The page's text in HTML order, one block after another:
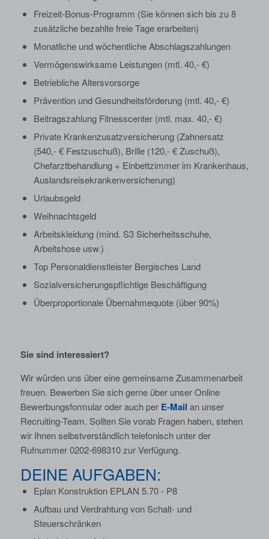
Freizeit-Bonus-Programm (Sie können sich bis zu 8
zusätzliche bezahlte freie Tage erarbeiten)
Monatliche und wöchentliche Abschlagszahlungen
Vermögenswirksame Leistungen (mtl. 40,- €)
Betriebliche Altersvorsorge
Prävention und Gesundheitsförderung (mtl. 40,- €)
Beitragszahlung Fitnesscenter (mtl. max. 40,- €)
Private Krankenzusatzversicherung (Zahnersatz
(540,- € Festzuschuß), Brille (120,- € Zuschuß),
Chefarztbehandlung + Einbettzimmer im Krankenhaus,
Auslandsreisekrankenversicherung)
Urlaubsgeld
Weihnachtsgeld
Arbeitskleidung (mind. S3 Sicherheitsschuhe,
Arbeitshose usw.)
Top Personaldienstleister Bergisches Land
Sozialversicherungspflichtige Beschäftigung
Überproportionale Übernahmequote (über 90%)
Sie sind interessiert?
Wir würden uns über eine gemeinsame Zusammenarbeit
freuen. Bewerben Sie sich gerne über unser Online
Bewerbungsformular oder auch per E-Mail an unser
Recruiting-Team. Sollten Sie vorab Fragen haben, stehen
wir Ihnen selbstverständlich telefonisch unter der
Rufnummer 0202-698310 zur Verfügung.
DEINE AUFGABEN:
Eplan Konstruktion EPLAN 5.70 - P8
Aufbau und Verdrahtung von Schalt- und
Steuerschränken